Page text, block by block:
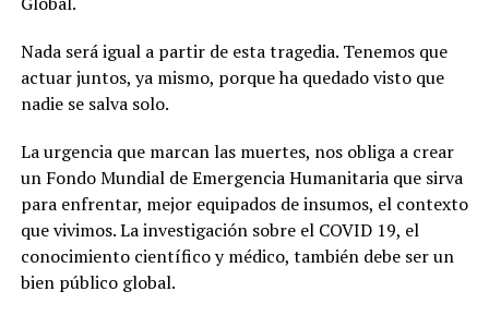
Nada será igual a partir de esta tragedia. Tenemos que
actuar juntos, ya mismo, porque ha quedado visto que
nadie se salva solo.
La urgencia que marcan las muertes, nos obliga a crear
un Fondo Mundial de Emergencia Humanitaria que sirva
para enfrentar, mejor equipados de insumos, el contexto
que vivimos. La investigación sobre el COVID 19, el
conocimiento científico y médico, también debe ser un
bien público global.